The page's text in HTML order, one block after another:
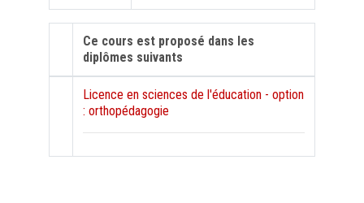
Ce cours est proposé dans les
diplômes suivants
Licence en sciences de l'éducation - option
: orthopédagogie